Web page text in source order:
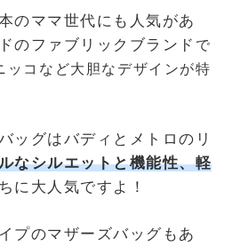
のママ世代にも人気があ
のファブリックブランド で
ッコなど大胆なデザインが特
ッグはバディとメトロのリ
なシルエットと機能性、軽
に大人気ですよ！
プのマザーズバッグもあ